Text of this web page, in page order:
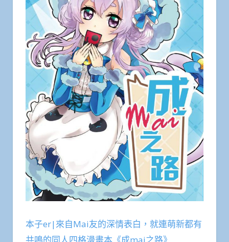
本子er|來自Mai友的深情表白，就連萌新都有
共鳴的同人四格漫畫本《成mai之路》